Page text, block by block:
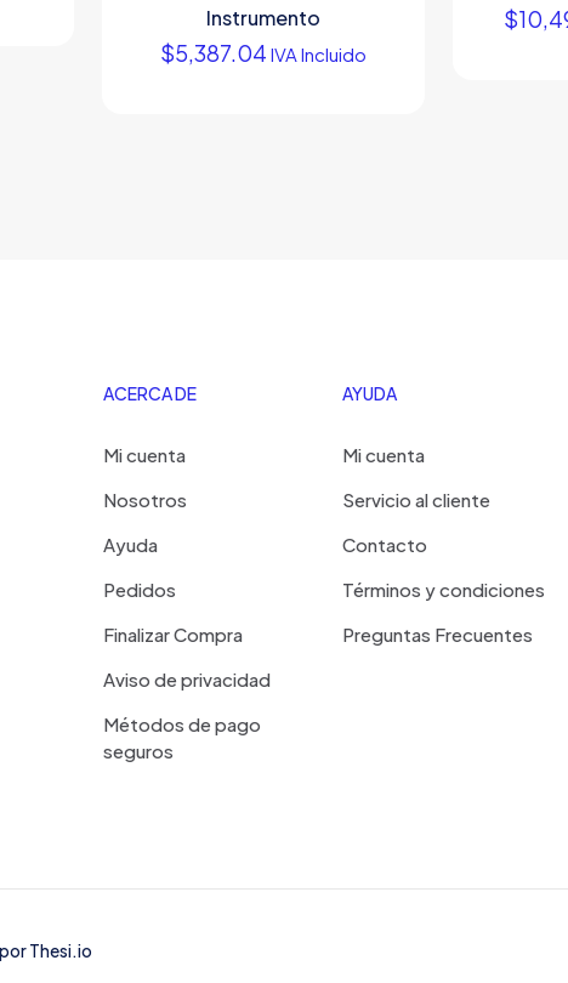
Instrumento
$5,387.04 IVA Incluido
$
ACERCA DE
Mi cuenta
Nosotros
Ayuda
Pedidos
Finalizar Compra
Aviso de privacidad
Métodos de pago
seguros
AYUDA
Mi cuenta
Servicio al cliente
Contacto
Términos y condiciones
Preguntas Frecuentes
Thesi.io